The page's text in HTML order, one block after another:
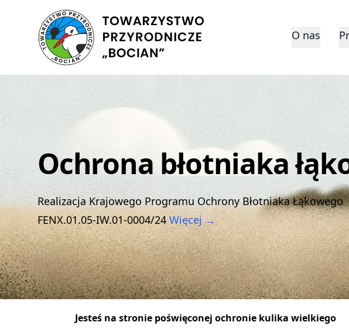
O nas
Ochrona błotniaka
Realizacja Krajowego Programu Ochrony Błotniaka Łąkowego
FENX.01.05-IW.01-0004/24Więcej →
Jesteś na stronie poświęconej ochronie kulika wielkiego